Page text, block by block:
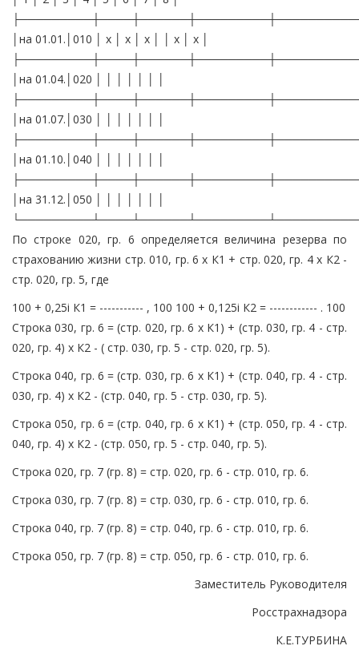
│на 01.01.│010 │ x │ x │ x │ │ x │ x │
│на 01.04.│020 │ │ │ │ │ │ │
│на 01.07.│030 │ │ │ │ │ │ │
│на 01.10.│040 │ │ │ │ │ │ │
│на 31.12.│050 │ │ │ │ │ │ │
По строке 020, гр. 6 определяется величина резерва по
страхованию жизни стр. 010, гр. 6 x К1 + стр. 020, гр. 4 x К2 -
стр. 020, гр. 5, где
100 + 0,25i К1 = ----------- , 100 100 + 0,125i К2 = ------------ . 100
Строка 030, гр. 6 = (стр. 020, гр. 6 x К1) + (стр. 030, гр. 4 - стр.
020, гр. 4) x К2 - ( стр. 030, гр. 5 - стр. 020, гр. 5).
Строка 040, гр. 6 = (стр. 030, гр. 6 x К1) + (стр. 040, гр. 4 - стр.
030, гр. 4) x К2 - (стр. 040, гр. 5 - стр. 030, гр. 5).
Строка 050, гр. 6 = (стр. 040, гр. 6 x К1) + (стр. 050, гр. 4 - стр.
040, гр. 4) x К2 - (стр. 050, гр. 5 - стр. 040, гр. 5).
Строка 020, гр. 7 (гр. 8) = стр. 020, гр. 6 - стр. 010, гр. 6.
Строка 030, гр. 7 (гр. 8) = стр. 030, гр. 6 - стр. 010, гр. 6.
Строка 040, гр. 7 (гр. 8) = стр. 040, гр. 6 - стр. 010, гр. 6.
Строка 050, гр. 7 (гр. 8) = стр. 050, гр. 6 - стр. 010, гр. 6.
Заместитель Руководителя
Росстрахнадзора
К.Е.ТУРБИНА